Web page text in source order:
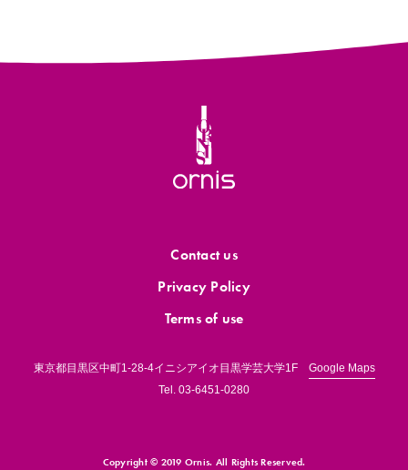
Contact us
Privacy Policy
Terms of use
東京都目黒区中町1-28-4イニシアイオ目黒学芸大学1F Google Maps
Tel. 03-6451-0280
Copyright © 2019 Ornis. All Rights Reserved.